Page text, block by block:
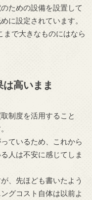
ための設備を設置して
に設定されています。
まで大きなものにはなら
は高いまま
制度を活用すること
ているため、これから
人は不安に感じてしま
、先ほども書いたよう
グコスト自体は以前よ